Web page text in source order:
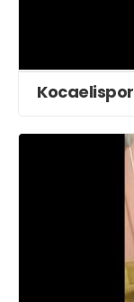
Kocaelispor